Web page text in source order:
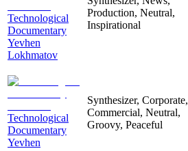
Technological
Documentary
Yevhen
Lokhmatov
Production, Neutral,
Inspirational
Technological
Documentary
Yevhen
Synthesizer, Corporate,
Commercial, Neutral,
Groovy, Peaceful